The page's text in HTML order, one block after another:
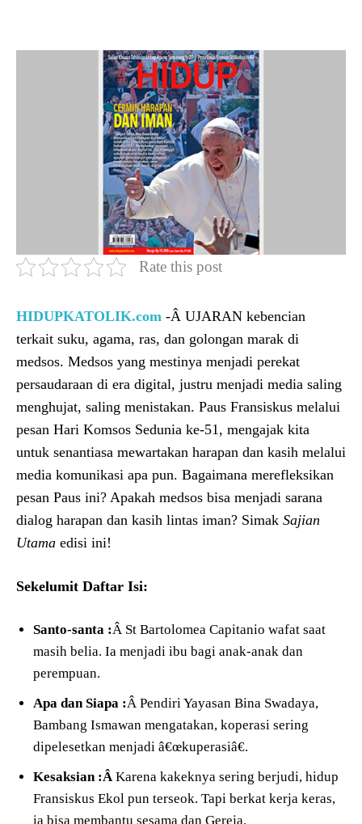
Rate this post
HIDUPKATOLIK.com -Â UJARAN kebencian
terkait suku, agama, ras, dan golongan marak di
medsos. Medsos yang mestinya menjadi perekat
persaudaraan di era digital, justru menjadi media saling
menghujat, saling menistakan. Paus Fransiskus melalui
pesan Hari Komsos Sedunia ke-51, mengajak kita
untuk senantiasa mewartakan harapan dan kasih melalui
media komunikasi apa pun. Bagaimana merefleksikan
pesan Paus ini? Apakah medsos bisa menjadi sarana
dialog harapan dan kasih lintas iman? Simak Sajian
Utama edisi ini!
Sekelumit Daftar Isi:
Santo-santa :Â St Bartolomea Capitanio wafat saat
masih belia. Ia menjadi ibu bagi anak-anak dan
perempuan.
Apa dan Siapa :Â Pendiri Yayasan Bina Swadaya,
Bambang Ismawan mengatakan, koperasi sering
dipelesetkan menjadi â€œkuperasiâ€.
Kesaksian :Â Karena kakeknya sering berjudi, hidup
Fransiskus Ekol pun terseok. Tapi berkat kerja keras,
ia bisa membantu sesama dan Gereja.